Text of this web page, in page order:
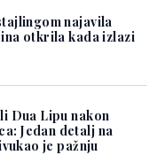
najavila
otkrila kada izlazi
Dua Lipu nakon
Jedan detalj na
je pažnju